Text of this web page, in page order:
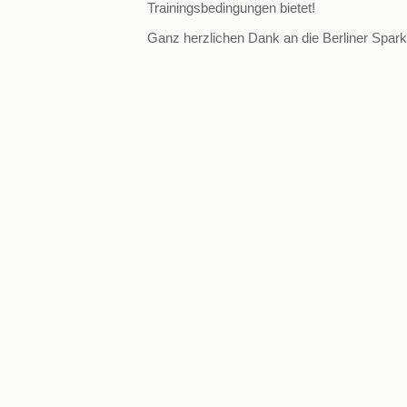
Trainingsbedingungen bietet!
Ganz herzlichen Dank an die Berliner